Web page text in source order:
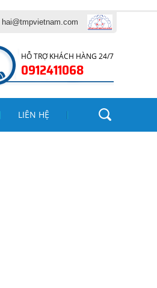
hai@tmpvietnam.com
HỖ TRỢ KHÁCH HÀNG 24/7
0912411068
LIÊN HỆ